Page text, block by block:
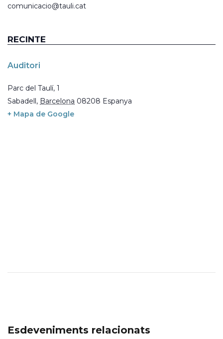
comunicacio@tauli.cat
RECINTE
Auditori
Parc del Taulí, 1
Sabadell, Barcelona 08208 Espanya
+ Mapa de Google
Esdeveniments relacionats